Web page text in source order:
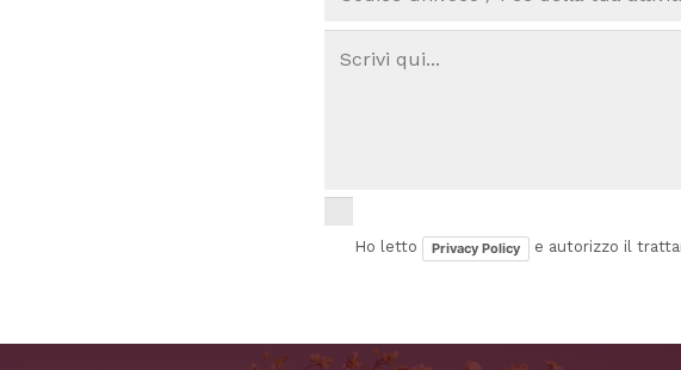
Ho letto Privacy Policy e autorizzo il